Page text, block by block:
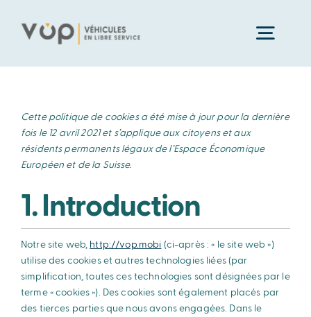
Nos offres
Pour les collectivités
Pour les entreprises
Pour les pro de l’auto
Mode d’emploi
Qui sommes-nous ?
Contact
Cette politique de cookies a été mise à jour pour la dernière
fois le 12 avril 2021 et s’applique aux citoyens et aux
résidents permanents légaux de l’Espace Économique
Européen et de la Suisse.
1. Introduction
Notre site web, http://vop.mobi (ci-après : « le site web »)
utilise des cookies et autres technologies liées (par
simplification, toutes ces technologies sont désignées par le
terme « cookies »). Des cookies sont également placés par
des tierces parties que nous avons engagées. Dans le